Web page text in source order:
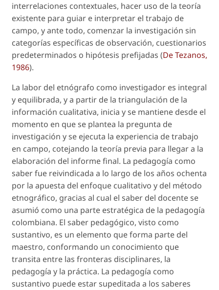
interrelaciones contextuales, hacer uso de la teoría
existente para guiar e interpretar el trabajo de
campo, y ante todo, comenzar la investigación sin
categorías específicas de observación, cuestionarios
predeterminados o hipótesis prefijadas (De Tezanos,
1986).
La labor del etnógrafo como investigador es integral
y equilibrada, y a partir de la triangulación de la
información cualitativa, inicia y se mantiene desde el
momento en que se plantea la pregunta de
investigación y se ejecuta la experiencia de trabajo
en campo, cotejando la teoría previa para llegar a la
elaboración del informe final. La pedagogía como
saberfue reivindicada a lo largo de los años ochenta
por la apuesta del enfoque cualitativo y del método
etnográfico, gracias al cual el saber del docente se
asumió como una parte estratégica de la pedagogía
colombiana. El saber pedagógico, visto como
sustantivo, es un elemento que forma parte del
maestro, conformando un conocimiento que
transita entre las fronteras disciplinares, la
pedagogía y la práctica. La pedagogía como
sustantivo puede estar supeditada a los saberes